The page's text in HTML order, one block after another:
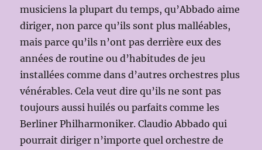
musiciens la plupart du temps, qu’Abbado aime
diriger, non parce qu’ils sont plus malléables,
mais parce qu’ils n’ont pas derrière eux des
années de routine ou d’habitudes de jeu
installées comme dans d’autres orchestres plus
vénérables. Cela veut dire qu’ils ne sont pas
toujours aussi huilés ou parfaits comme les
Berliner Philharmoniker. Claudio Abbado qui
pourrait diriger n’importe quel orchestre de